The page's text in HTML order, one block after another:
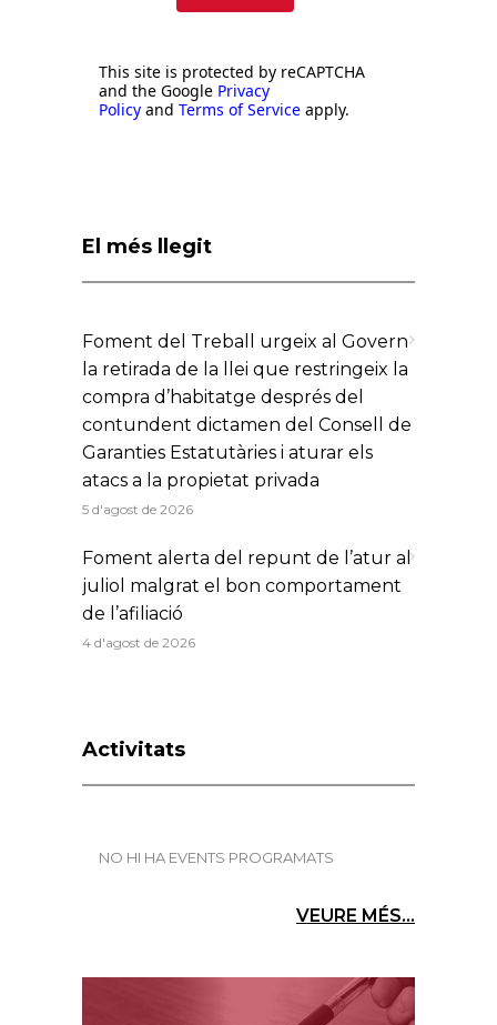
This site is protected by reCAPTCHA
and the Google Privacy
Policy and Terms of Service apply.
El més llegit
Foment del Treball urgeix al Govern
la retirada de la llei que restringeix la
compra d’habitatge després del
contundent dictamen del Consell de
Garanties Estatutàries i aturar els
atacs a la propietat privada
5 d'agost de 2026
Foment alerta del repunt de l’atur al
juliol malgrat el bon comportament
de l’afiliació
4 d'agost de 2026
Activitats
NO HI HA EVENTS PROGRAMATS
VEURE MÉS...